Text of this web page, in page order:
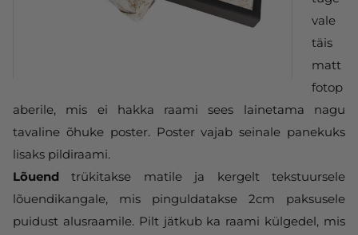
vale
täis
matt
fotop
aberile, mis ei hakka raami sees lainetama nagu
tavaline õhuke poster. Poster vajab seinale panekuks
lisaks pildiraami.
Lõuend trükitakse matile ja kergelt tekstuursele
lõuendikangale, mis pinguldatakse 2cm paksusele
puidust alusraamile. Pilt jätkub ka raami külgedel, mis